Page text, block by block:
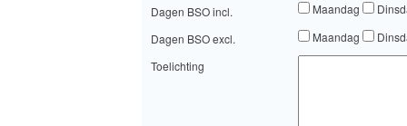
Dagen BSO incl.
Maandag
Dagen BSO excl.
Maandag
Toelichting